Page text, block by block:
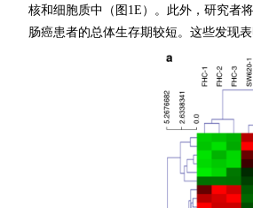
核和细胞质中（图1E）。此外，研究者
肠癌患者的总体生存期较短。这些发现